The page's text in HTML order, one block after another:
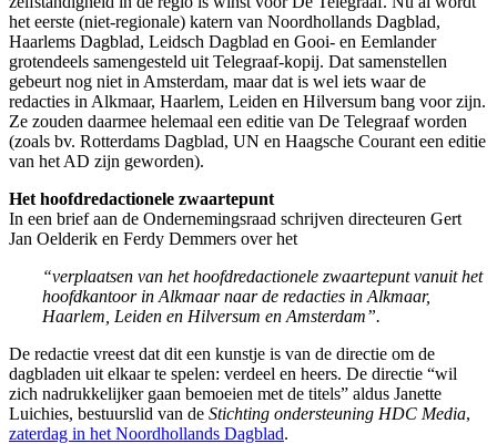
het eerste (niet-regionale) katern van Noordhollands Dagblad,
Haarlems Dagblad, Leidsch Dagblad en Gooi- en Eemlander
grotendeels samengesteld uit Telegraaf-kopij. Dat samenstellen
gebeurt nog niet in Amsterdam, maar dat is wel iets waar de
redacties in Alkmaar, Haarlem, Leiden en Hilversum bang voor zijn.
Ze zouden daarmee helemaal een editie van De Telegraaf worden
(zoals bv. Rotterdams Dagblad, UN en Haagsche Courant een editie
van het AD zijn geworden).
Het hoofdredactionele zwaartepunt
In een brief aan de Ondernemingsraad schrijven directeuren Gert
Jan Oelderik en Ferdy Demmers over het
“verplaatsen van het hoofdredactionele zwaartepunt vanuit het
hoofdkantoor in Alkmaar naar de redacties in Alkmaar,
Haarlem, Leiden en Hilversum en Amsterdam”.
De redactie vreest dat dit een kunstje is van de directie om de
dagbladen uit elkaar te spelen: verdeel en heers. De directie “wil
zich nadrukkelijker gaan bemoeien met de titels” aldus Janette
Luichies, bestuurslid van de Stichting ondersteuning HDC Media,
zaterdag in het Noordhollands Dagblad.